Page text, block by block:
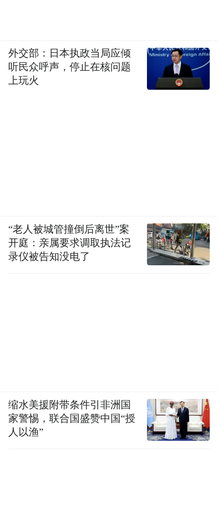
外交部：日本执政当局应倾
听民众呼声，停止在核问题
上玩火
“老人被城管撞倒后离世”案
开庭：亲属要求调取执法记
录仪被告知没电了
缩水美援附带条件引非洲国
家警惕，联合国盛赞中国“授
人以渔”